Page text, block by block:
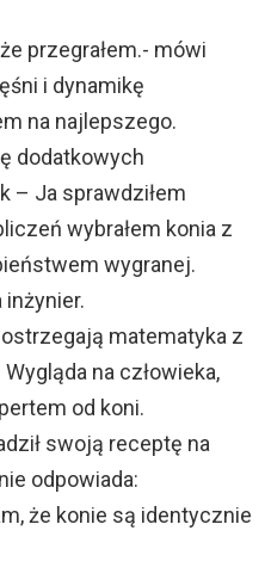
przegrałem.- mówi
i dynamikę
na najlepszego.
dodatkowych
– Ja sprawdziłem
wybrałem konia z
wygranej.
inżynier.
matematyka z
na człowieka,
od koni.
swoją receptę na
odpowiada:
że konie są identycznie